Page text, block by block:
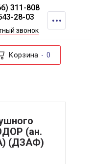
311-808
28-03
звонок
Корзина 0
(ан.
(ДЗАФ)